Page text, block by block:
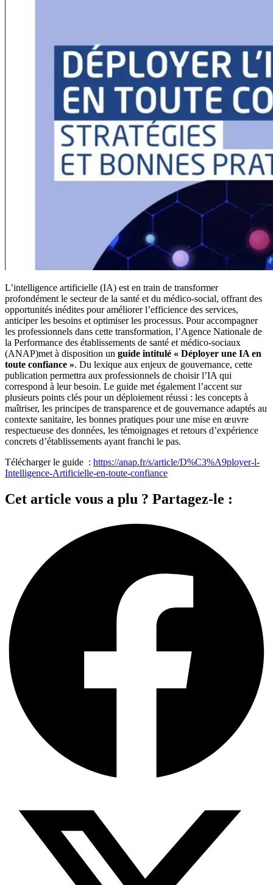
L’intelligence artificielle (IA) est en train de transformer
profondément le secteur de la santé et du médico-social, offrant des
opportunités inédites pour améliorer l’efficience des services,
anticiper les besoins et optimiser les processus. Pour accompagner
les professionnels dans cette transformation, l’Agence Nationale de
la Performance des établissements de santé et médico-sociaux
(ANAP)met à disposition un guide intitulé « Déployer une IA en
toute confiance ». Du lexique aux enjeux de gouvernance, cette
publication permettra aux professionnels de choisir l’IA qui
correspond à leur besoin. Le guide met également l’accent sur
plusieurs points clés pour un déploiement réussi : les concepts à
maîtriser, les principes de transparence et de gouvernance adaptés au
contexte sanitaire, les bonnes pratiques pour une mise en œuvre
respectueuse des données, les témoignages et retours d’expérience
concrets d’établissements ayant franchi le pas.
Télécharger le guide : https://anap.fr/s/article/D%C3%A9ployer-l-
Intelligence-Artificielle-en-toute-confiance
Cet article vous a plu ? Partagez-le :